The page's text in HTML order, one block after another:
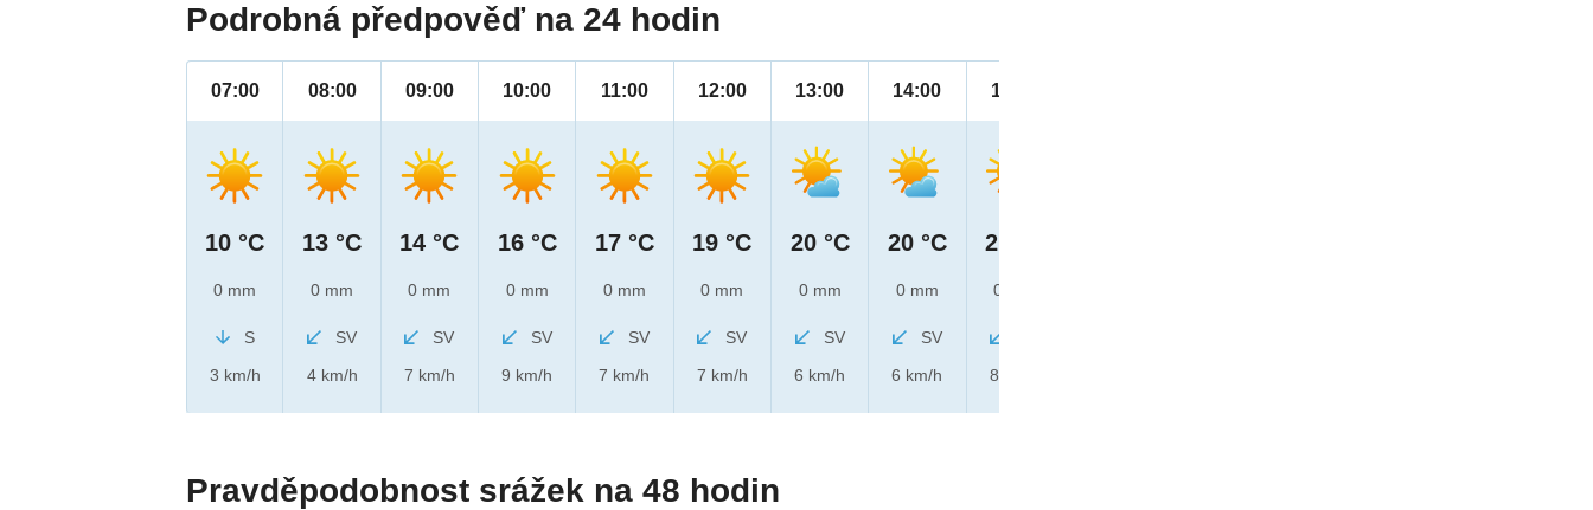
Podrobná předpověď na 24 hodin
07:00
10 °C
0 mm
S
3 km/h
08:00
13 °C
0 mm
SV
4 km/h
09:00
14 °C
0 mm
SV
7 km/h
10:00
16 °C
0 mm
SV
9 km/h
11:00
17 °C
0 mm
SV
7 km/h
12:00
19 °C
0 mm
SV
7 km/h
13:00
20 °C
0 mm
SV
6 km/h
14:00
20 °C
0 mm
SV
6 km/h
15:00
21 °C
0 mm
8 km/h
Pravděpodobnost srážek na 48 hodin